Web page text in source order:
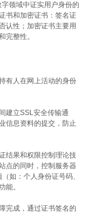
领域中证实用户身份的
书和加密证书：签名证
认性；加密证书主要用
完整性。
人在网上活动的身份
建立SSL安全传输通
信息资料的提交，防止
果和权限控制理论技
点的同时，控制服务器
如：个人身份证号码、
能。
成，通过证书签名的